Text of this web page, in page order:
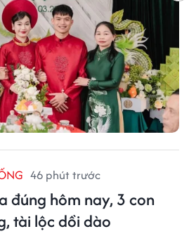
46 phút trước
đúng hôm nay, 3 con
tài lộc dồi dào